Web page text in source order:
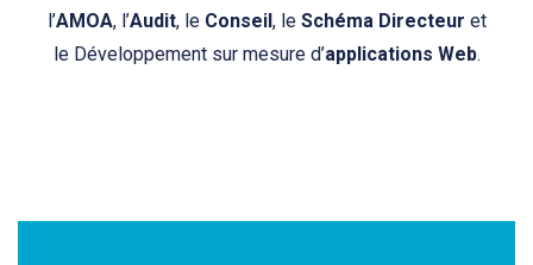
l’AMOA, l’Audit, le Conseil, le Schéma Directeur et
le Développement sur mesure d’applications Web.